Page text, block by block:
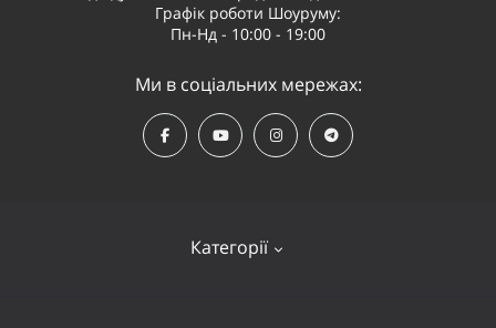
Категорії
Графік роботи Шоуруму:
Пн-Нд - 10:00 - 19:00
Ми в соціальних мережах: